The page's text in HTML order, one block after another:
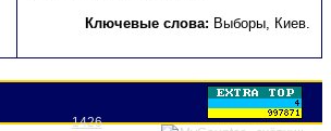
Ключевые слова: Выборы, Киев.
1426